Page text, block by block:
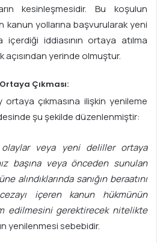
kesinleşmesidir. Bu koşulun
kanun yollarına başvurularak yeni
iddiasının ortaya atılma
yerinde olmuştur.
Çıkması:
çıkmasına ilişkin yenileme
şu şekilde düzenlenmiştir:
olaylar veya yeni deliller ortaya
başına veya önceden sunulan
alındıklarında sanığın beraatını
içeren kanun hükmünün
edilmesini gerektirecek nitelikte
yenilenmesi sebebidir.